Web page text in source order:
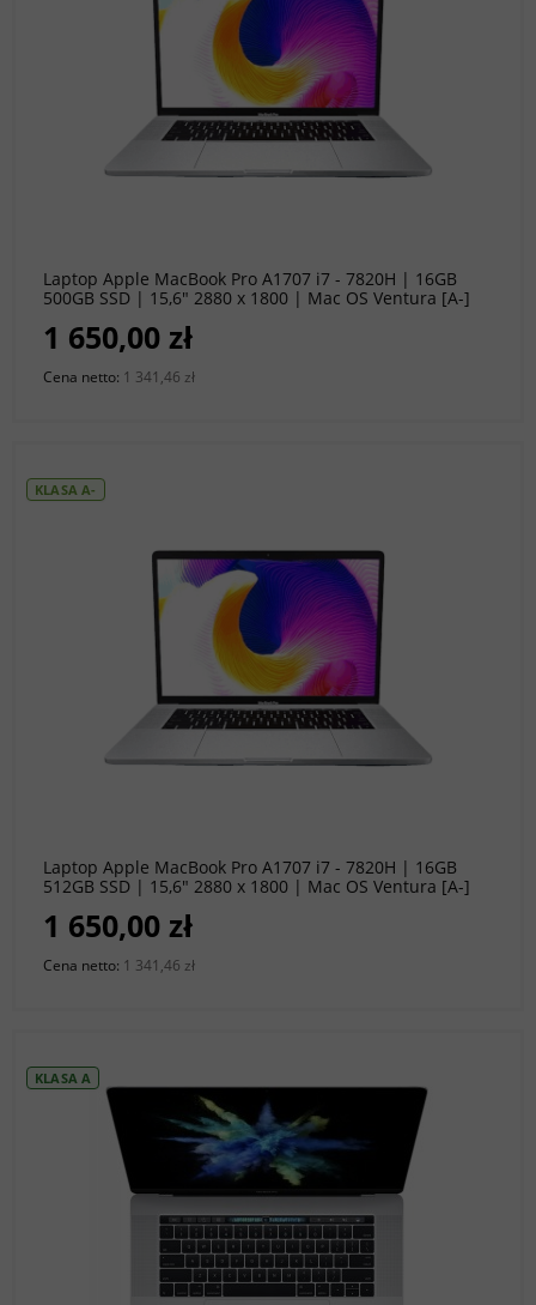
Laptop Apple MacBook Pro A1707 i7 - 7820H | 16GB
500GB SSD | 15,6" 2880 x 1800 | Mac OS Ventura [A-]
1 650,00 zł
Cena netto: 1 341,46 zł
Laptop Apple MacBook Pro A1707 i7 - 7820H | 16GB
512GB SSD | 15,6" 2880 x 1800 | Mac OS Ventura [A-]
1 650,00 zł
Cena netto: 1 341,46 zł
KLASA A-
KLASA A